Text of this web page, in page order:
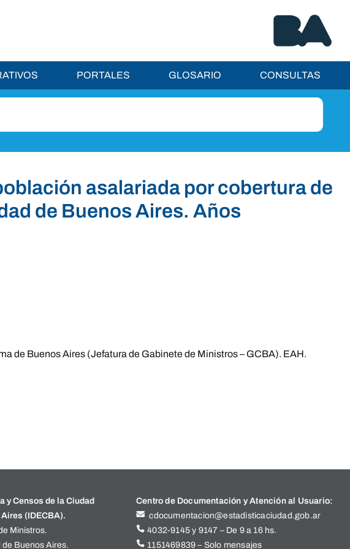
PORTALES GLOSARIO CONSULTAS
asalariada por cobertura de
de Buenos Aires. Años
de Buenos Aires (Jefatura de Gabinete de Ministros – GCBA). EAH.
y Censos de la Ciudad
(IDECBA).
Ministros.
de Buenos Aires.
Centro de Documentación y Atención al Usuario:
cdocumentacion@estadisticaciudad.gob.ar
4032-9145 y 9147 – De 9 a 16 hs.
1151469839 – Solo mensajes